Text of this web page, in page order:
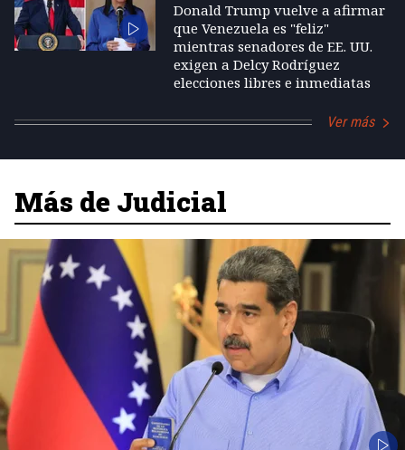
Donald Trump vuelve a afirmar
que Venezuela es "feliz"
mientras senadores de EE. UU.
exigen a Delcy Rodríguez
elecciones libres e inmediatas
Ver más
Más de Judicial